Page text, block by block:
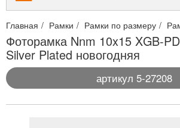
Главная Рамки Рамки по размеру
Фоторамка Nnm 10x15 XGB-
Silver Plated новогодняя
артикул 5-27208